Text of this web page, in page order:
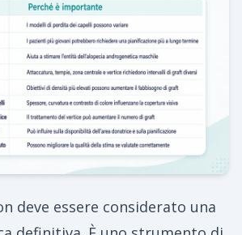
deve essere considerato una